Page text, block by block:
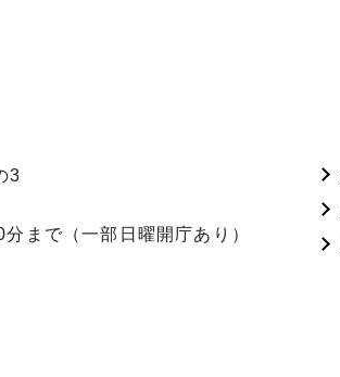
3
まで（一部日曜開庁あり）